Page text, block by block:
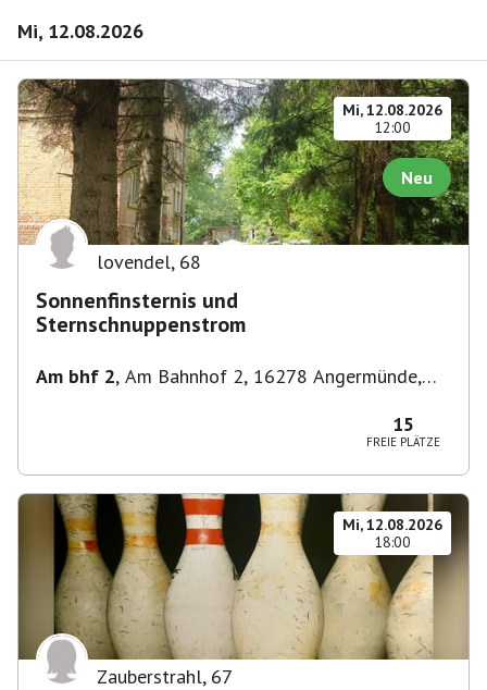
Mi, 12.08.2026
Mi, 12.08.2026
12:00
Neu
lovendel, 68
Sonnenfinsternis und
Sternschnuppenstrom
Am bhf 2, Am Bahnhof 2, 16278 Angermünde,
15
FREIE PLÄTZE
Mi, 12.08.2026
18:00
Zauberstrahl, 67